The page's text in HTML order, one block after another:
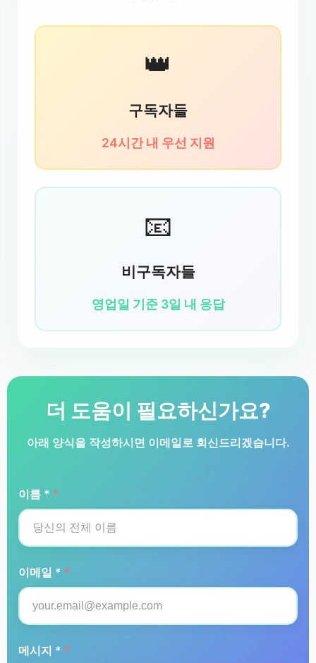
👑
구독자들
24시간 내 우선 지원
📧
비구독자들
영업일 기준 3일 내 응답
더 도움이 필요하신가요?
아래 양식을 작성하시면 이메일로 회신드리겠습니다.
이름 * *
이메일 * *
메시지 * *